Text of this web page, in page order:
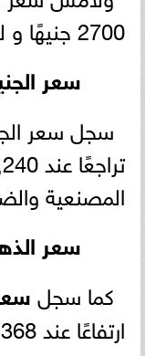
2700 جنيهًا و للبيع 2704 جنيهًا.
سعر
سجل سعر
المصنعية
سعر
كما سجل
ارتفاعًا عند 2368 دولار.